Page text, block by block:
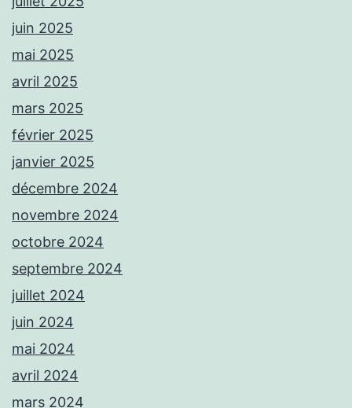
juin 2025
mai 2025
avril 2025
mars 2025
février 2025
janvier 2025
décembre 2024
novembre 2024
octobre 2024
septembre 2024
juillet 2024
juin 2024
mai 2024
avril 2024
mars 2024